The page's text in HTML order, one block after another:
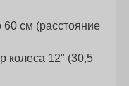
60 см (расстояние
колеса 12" (30,5